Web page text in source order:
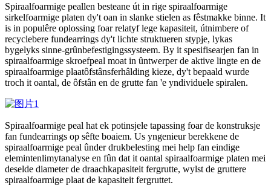
Spiraalfoarmige peallen besteane út in rige spiraalfoarmige
sirkelfoarmige platen dy't oan in slanke stielen as fêstmakke binne. It
is in populêre oplossing foar relatyf lege kapasiteit, útnimbere of
recyclebere fundearrings dy't lichte struktueren stypje, lykas
bygelyks sinne-grûnbefestigingssysteem. By it spesifisearjen fan in
spiraalfoarmige skroefpeal moat in ûntwerper de aktive lingte en de
spiraalfoarmige plaatôfstânsferhâlding kieze, dy't bepaald wurde
troch it oantal, de ôfstân en de grutte fan 'e yndividuele spiralen.
Spiraalfoarmige peal hat ek potinsjele tapassing foar de konstruksje
fan fundearrings op sêfte boaiem. Us yngenieur berekkene de
spiraalfoarmige peal ûnder drukbelesting mei help fan eindige
elemintenlimytanalyse en fûn dat it oantal spiraalfoarmige platen mei
deselde diameter de draachkapasiteit fergrutte, wylst de gruttere
spiraalfoarmige plaat de kapasiteit fergruttet.